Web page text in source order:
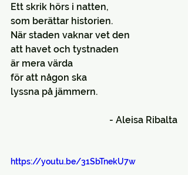
Ett skrik hörs i natten,
som berättar historien.
När staden vaknar vet den
att havet och tystnaden
är mera värda
för att någon ska
lyssna på jämmern.
- Aleisa Ribalta
https://youtu.be/31SbTnekU7w